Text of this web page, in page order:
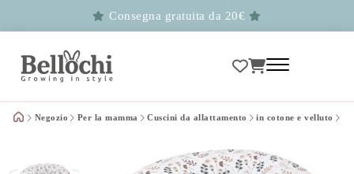
Consegna gratuita da 20€
Negozio Per la mamma Cuscini da allattamento in cotone e velluto